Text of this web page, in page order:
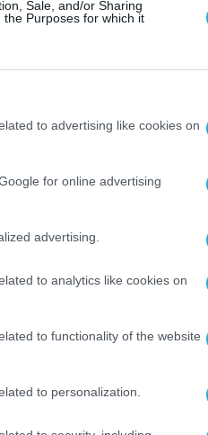
Sale, and/or Sharing
Purposes for which it
to advertising like cookies on
for online advertising
advertising.
to analytics like cookies on
to functionality of the website
to personalization.
γνώριζε ότι εκείνη
Πέρασαν λίγα λεπτά
έλαβα έναν κωδικό
αποσυνδέθηκε
να κάνει στο μέλλον
να αποφύγετε και
SMS. Αυτό
τα μηνύματα τους
και ως
(authenticator